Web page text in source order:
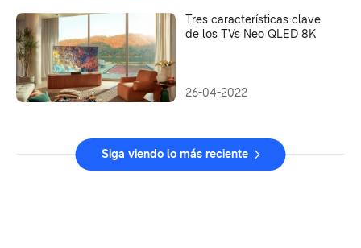
Tres características clave
de los TVs Neo QLED 8K
26-04-2022
Siga viendo lo más reciente